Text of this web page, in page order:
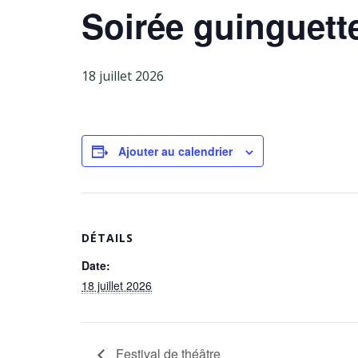
Soirée
18 juillet 2026
Ajouter au calendrier
DÉTAILS
Date:
18 juillet 2026
Festival de théâtre